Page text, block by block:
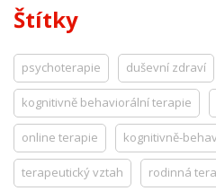
Štítky
psychoterapie duševní zdraví
kognitivně behaviorální terapie
online terapie kognitivně-
terapeutický vztah rodinná